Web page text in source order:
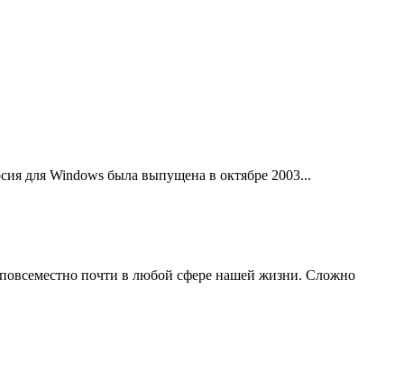
для Windows была выпущена в октябре 2003...
почти в любой сфере нашей жизни. Сложно